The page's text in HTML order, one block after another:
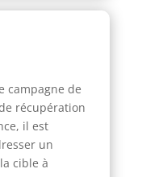
campagne de
récupération
il est
un
cible à